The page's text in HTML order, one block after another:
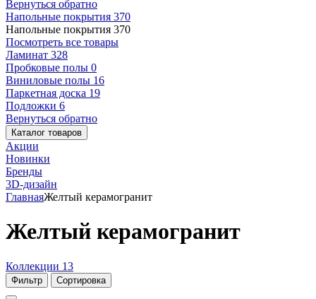
Вернуться обратно
Напольные покрытия 370
Напольные покрытия 370
Посмотреть все товары
Ламинат 328
Пробковые полы 0
Виниловые полы 16
Паркетная доска 19
Подложки 6
Вернуться обратно
Каталог товаров
Акции
Новинки
Бренды
3D-дизайн
ГлавнаяЖелтый керамогранит
Желтый керамогранит
Коллекции 13
Фильтр Сортировка